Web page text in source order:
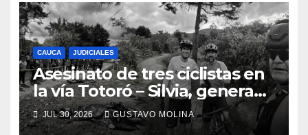
CAUCA JUDICIALES
Asesinato de tres ciclistas en
la vía Totoró – Silvia, genera
consternación en el Cauca
JUL 30, 2026 GUSTAVO MOLINA